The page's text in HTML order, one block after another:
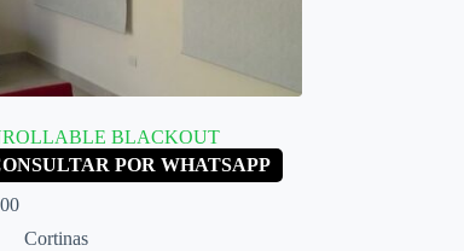
BLACKOUT
POR WHATSAPP
Cortinas